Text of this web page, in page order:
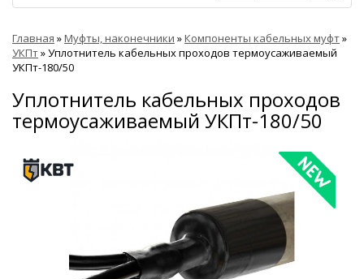
Главная »Муфты, наконечники »Компоненты кабельных муфт»
УКПт»Уплотнитель кабельных проходов термоусаживаемый
УКПт-180/50
Уплотнитель кабельных проходов
термоусаживаемый УКПт-180/50